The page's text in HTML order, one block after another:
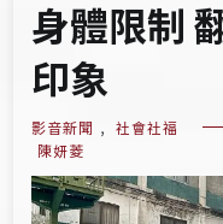
身體限制
印象
影音新聞 , 社會社福
陳妍菱